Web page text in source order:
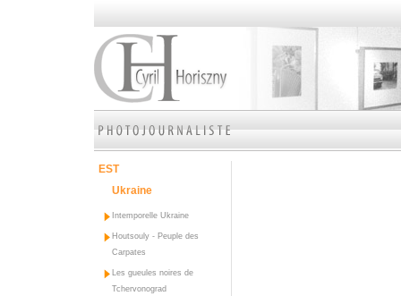
EST
Ukraine
Intemporelle Ukraine
Houtsouly - Peuple des
Carpates
Les gueules noires de
Tchervonograd